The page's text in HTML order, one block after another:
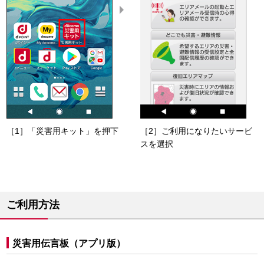
［1］「災害用キット」を押下
［2］ご利用になりたいサービ
スを選択
ご利用方法
災害用伝言板（アプリ版）